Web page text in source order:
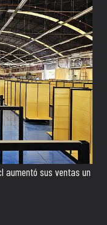
aumentó sus ventas un